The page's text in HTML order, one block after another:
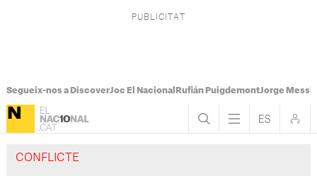
Segueix-nos a DiscoverJoc El Nacional Rufián PuigdemontJorge Messi
CONFLICTE